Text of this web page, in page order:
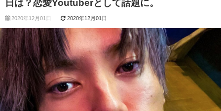
日は？恋愛Youtuberとして話題に。
2020年12月01日 2020年12月01日